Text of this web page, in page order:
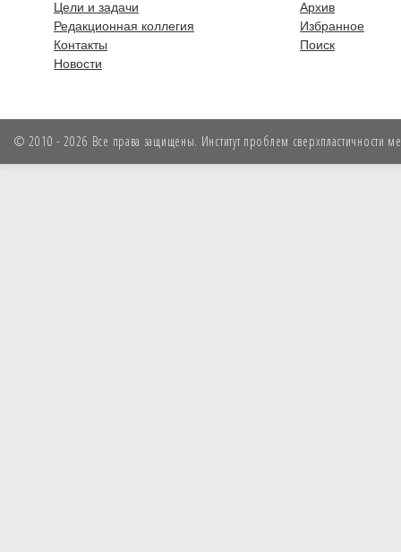
Цели и задачи
Редакционная коллегия
Контакты
Новости
Архив
Избранное
Поиск
© 2010 - 2026 Все права защищены. Институт проблем сверхпластичности